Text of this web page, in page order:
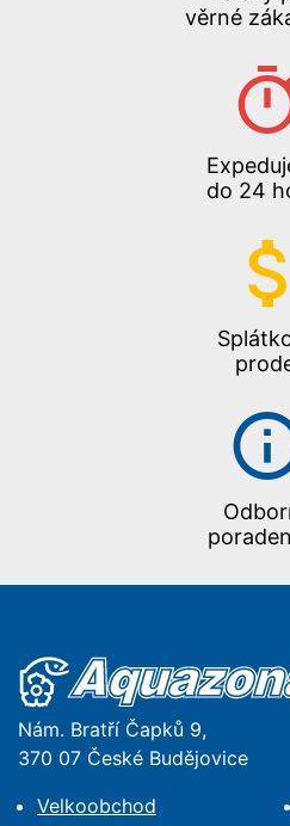
věrné
do 24
Nám. Bratří Čapků 9,
370 07 České Budějovice
Velkoobchod